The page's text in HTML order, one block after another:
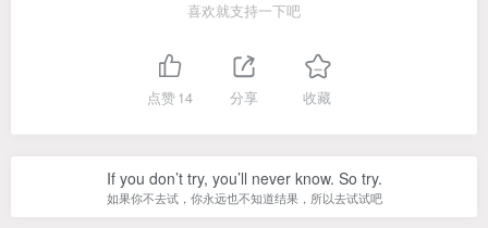
喜欢就支持一下吧
点赞14 分享 收藏
If you don’t try, you’ll never know. So try.
如果你不去试，你永远也不知道结果，所以去试试吧